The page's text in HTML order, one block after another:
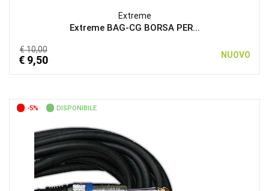
Extreme
Extreme BAG-CG BORSA PER...
€ 10,00
€ 9,50 NUOVO
-5% DISPONIBILE